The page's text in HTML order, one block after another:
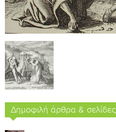
Δημοφιλή άρθρα & σελίδες